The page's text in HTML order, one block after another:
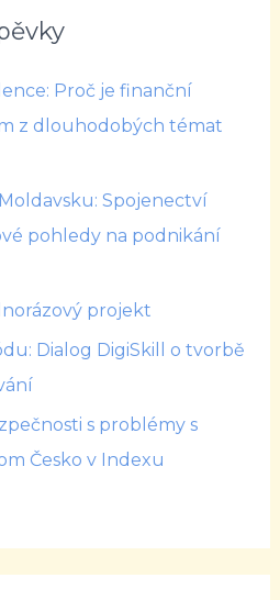
Proč je finanční
z dlouhodobých témat
Spojenectví
pohledy na podnikání
projekt
Dialog DigiSkill o tvorbě
s problémy s
Česko v Indexu